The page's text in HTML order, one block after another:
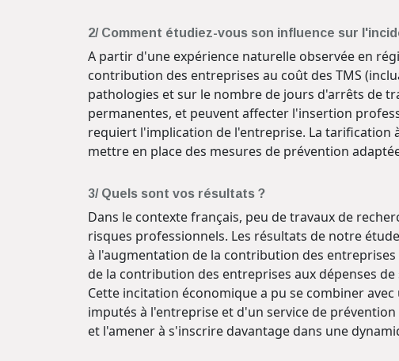
2/ Comment étudiez-vous son influence sur
A partir d'une expérience naturelle observée en
contribution des entreprises au coût des TMS
pathologies et sur le nombre de jours d'arrêts de
permanentes, et peuvent affecter l'insertion
requiert l'implication de l'entreprise. La tarification
mettre en place des mesures de prévention
3/ Quels sont vos résultats ?
Dans le contexte français, peu de travaux de
risques professionnels. Les résultats de notre
à l'augmentation de la contribution des
de la contribution des entreprises aux dépenses
Cette incitation économique a pu se combiner
imputés à l'entreprise et d'un service de
et l'amener à s'inscrire davantage dans une